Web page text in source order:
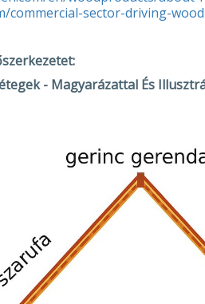
commercial-sector-driving-
- Magyarázattal És